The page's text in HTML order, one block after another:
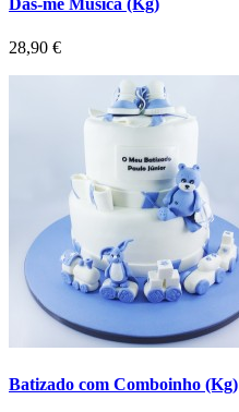
Dás-me Música (Kg)
Preço
28,90 €
Batizado com Comboinho (Kg)